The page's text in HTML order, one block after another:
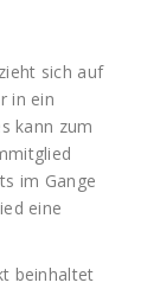
sich auf
in ein
kann zum
im Gange
eine
beinhaltet